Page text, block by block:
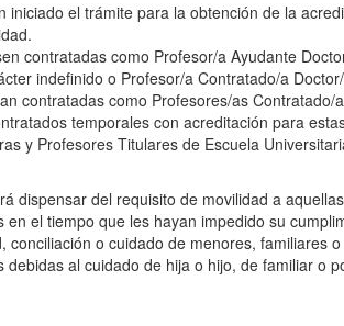
iniciado el trámite para la obtención de la
contratadas como Profesor/a Ayudante
indefinido o Profesor/a Contratado/a
contratadas como Profesores/as
temporales con acreditación para
y Profesores Titulares de Escuela
dispensar del requisito de movilidad a
en el tiempo que les hayan impedido su
conciliación o cuidado de menores, familiares
debidas al cuidado de hija o hijo, de familiar o